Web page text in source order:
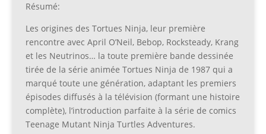
Résumé:
Les origines des Tortues Ninja, leur première
rencontre avec April O’Neil, Bebop, Rocksteady, Krang
et les Neutrinos… la toute première bande dessinée
tirée de la série animée Tortues Ninja de 1987 qui a
marqué toute une génération, adaptant les premiers
épisodes diffusés à la télévision (formant une histoire
complète), l’introduction parfaite à la série de comics
Teenage Mutant Ninja Turtles Adventures.